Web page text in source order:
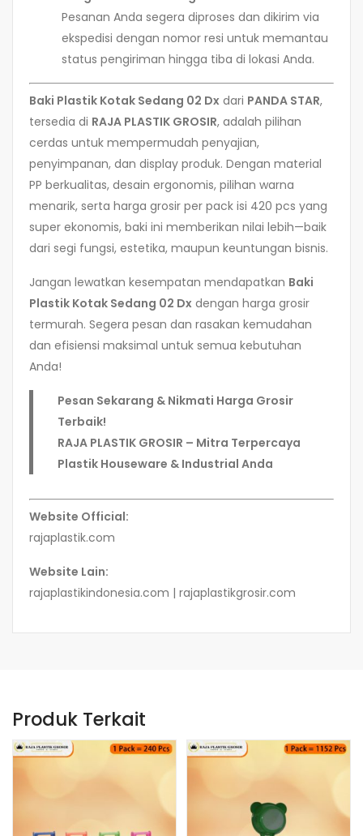
Pesanan Anda segera diproses dan dikirim via
ekspedisi dengan nomor resi untuk memantau
status pengiriman hingga tiba di lokasi Anda.
Baki Plastik Kotak Sedang 02 Dx dari PANDA STAR,
tersedia di RAJA PLASTIK GROSIR, adalah pilihan
cerdas untuk mempermudah penyajian,
penyimpanan, dan display produk. Dengan material
PP berkualitas, desain ergonomis, pilihan warna
menarik, serta harga grosir per pack isi 420 pcs yang
super ekonomis, baki ini memberikan nilai lebih—baik
dari segi fungsi, estetika, maupun keuntungan bisnis.
Jangan lewatkan kesempatan mendapatkan Baki
Plastik Kotak Sedang 02 Dx dengan harga grosir
termurah. Segera pesan dan rasakan kemudahan
dan efisiensi maksimal untuk semua kebutuhan
Anda!
Pesan Sekarang & Nikmati Harga Grosir
Terbaik!
RAJA PLASTIK GROSIR – Mitra Terpercaya
Plastik Houseware & Industrial Anda
Website Official:
rajaplastik.com
Website Lain:
rajaplastikindonesia.com | rajaplastikgrosir.com
Produk Terkait